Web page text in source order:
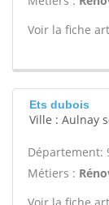
Voir la fiche
Ets dubois
Ville : Aulnay
Département:
Métiers :